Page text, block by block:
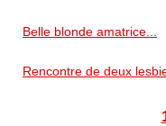
Belle blonde amatrice...
Rencontre de deux